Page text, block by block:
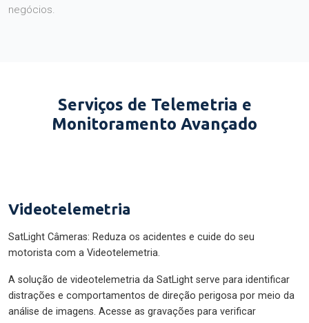
negócios.
Serviços de Telemetria e
Monitoramento Avançado
Videotelemetria
SatLight Câmeras: Reduza os acidentes e cuide do seu
motorista com a Videotelemetria.
A solução de videotelemetria da SatLight serve para identificar
distrações e comportamentos de direção perigosa por meio da
análise de imagens. Acesse as gravações para verificar